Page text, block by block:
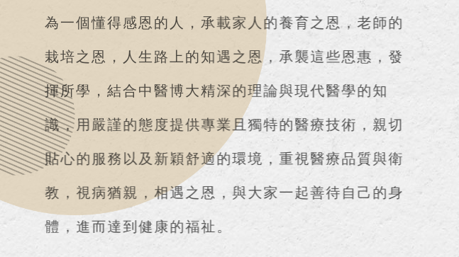
為一個懂得感恩的人，承載家人的養育之恩，老師的
栽培之恩，人生路上的知遇之恩，承襲這些恩惠，發
揮所學，結合中醫博大精深的理論與現代醫學的知
識，用嚴謹的態度提供專業且獨特的醫療技術，親切
貼心的服務以及新穎舒適的環境，重視醫療品質與衛
教，視病猶親，相遇之恩，與大家一起善待自己的身
體，進而達到健康的福祉。